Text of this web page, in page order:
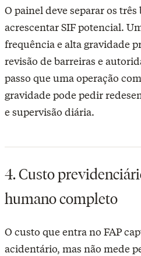
O painel deve separar os três
acrescentar SIF potencial.
frequência e alta gravidade
revisão de barreiras e
passo que uma operação
gravidade pode pedir
e supervisão diária.
4. Custo
humano completo
O custo que entra no FAP
acidentário, mas não mede